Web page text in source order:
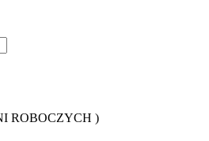
ROBOCZYCH )